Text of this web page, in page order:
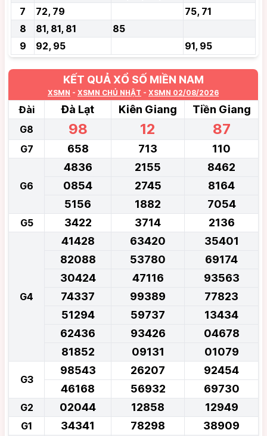
7
72, 79
75, 71
8
81, 81, 81
85
9
92, 95 91, 95
KẾT QUẢ XỔ SỐ MIỀN NAM
XSMN - XSMN CHỦ NHẬT - XSMN 02/08/2026
Đài Đà Lạt Kiên Giang Tiền Giang
G8 98 12 87
G7 658 713 110
G6
4836 2155
8462
0854
2745
8164
5156
1882 7054
G5 3422 3714 2136
G4
41428 63420
35401
82088
53780
69174
30424
47116
93563
74337
99389
77823
51294
59737
13434
62436
93426
04678
81852
09131 01079
G3
98543 26207
92454
46168
56932 69730
G2 02044 12858 12949
G1 34341 78298 38909